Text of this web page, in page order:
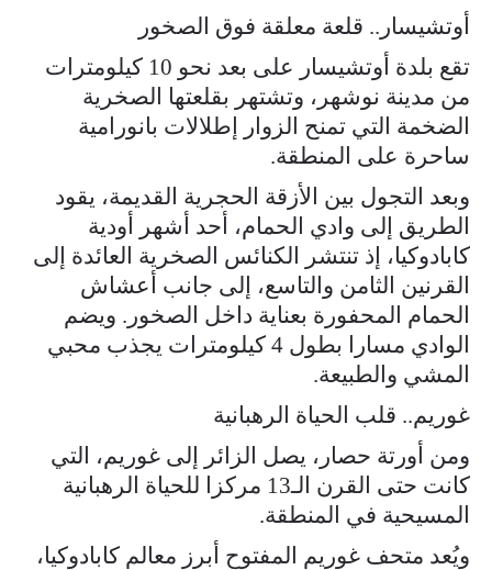
أوتشيسار.. قلعة معلقة فوق الصخور
تقع بلدة أوتشيسار على بعد نحو 10 كيلومترات
من مدينة نوشهر، وتشتهر بقلعتها الصخرية
الضخمة التي تمنح الزوار إطلالات بانورامية
ساحرة على المنطقة.
وبعد التجول بين الأزقة الحجرية القديمة، يقود
الطريق إلى وادي الحمام، أحد أشهر أودية
كابادوكيا، إذ تنتشر الكنائس الصخرية العائدة إلى
القرنين الثامن والتاسع، إلى جانب أعشاش
الحمام المحفورة بعناية داخل الصخور. ويضم
الوادي مسارا بطول 4 كيلومترات يجذب محبي
المشي والطبيعة.
غوريم.. قلب الحياة الرهبانية
ومن أورتة حصار، يصل الزائر إلى غوريم، التي
كانت حتى القرن الـ13 مركزا للحياة الرهبانية
المسيحية في المنطقة.
ويُعد متحف غوريم المفتوح أبرز معالم كابادوكيا،